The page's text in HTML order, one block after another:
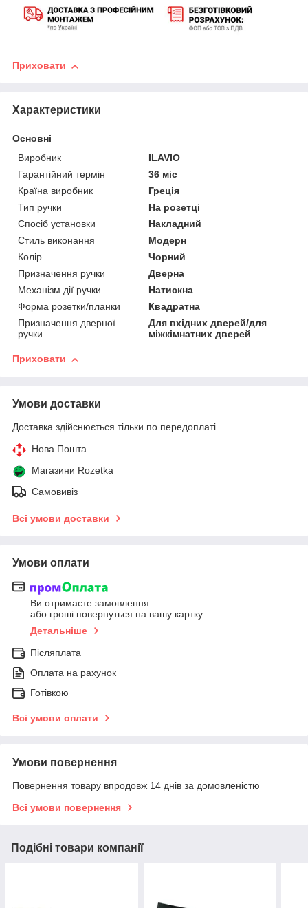
Приховати
Характеристики
Основні
Виробник
ILAVIO
Гарантійний термін
36 міс
Країна виробник
Греція
Тип ручки
На розетці
Спосіб установки
Накладний
Стиль виконання
Модерн
Колір
Чорний
Призначення ручки
Дверна
Механізм дії ручки
Натискна
Форма розетки/планки
Квадратна
Призначення дверної
ручки
Для вхідних дверей/для
міжкімнатних дверей
Приховати
Умови доставки
Доставка здійснюється тільки по передоплаті.
Нова Пошта
Магазини Rozetka
Самовивіз
Всі умови доставки
Умови оплати
Ви отримаєте замовлення
або гроші повернуться на вашу картку
Детальніше
Післяплата
Оплата на рахунок
Готівкою
Всі умови оплати
Умови повернення
Повернення товару впродовж 14 днів за домовленістю
Всі умови повернення
Подібні товари компанії